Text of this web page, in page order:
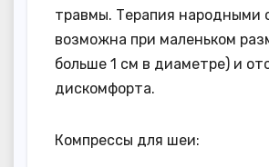
травмы. Терапия народными
возможна при маленьком
больше 1 см в диаметре) и
дискомфорта.
Компрессы для шеи: